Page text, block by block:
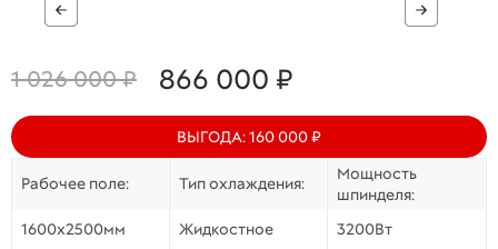
1 026 000 ₽ 866 000 ₽
ВЫГОДА: 160 000 ₽
Рабочее поле:
1600х2500мм
Тип охлаждения:
Жидкостное
Мощность
шпинделя:
3200Вт